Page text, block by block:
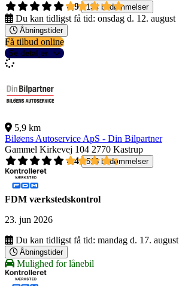
4,9
134 bedømmelser
Du kan tidligst få tid: onsdag d. 12. august
Åbningstider
Få tilbud online
Se detaljer
5,9 km
Biløens Autoservice ApS - Din Bilpartner
Gammel Kirkevej 104 2770 Kastrup
4,4
516 bedømmelser
FDM værkstedskontrol
23. jun 2026
Du kan tidligst få tid: mandag d. 17. august
Åbningstider
Mulighed for lånebil